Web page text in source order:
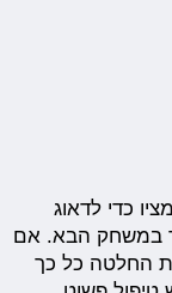
כדי לדאוג
במשחק הבא. אם
החלטה כל כך